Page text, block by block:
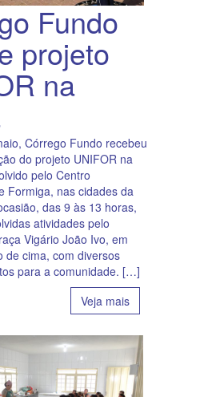
Fundo
projeto
na
Córrego Fundo recebeu
do projeto UNIFOR na
pelo Centro
Formiga, nas cidades da
das 9 às 13 horas,
atividades pelo
Vigário João Ivo, em
de cima, com diversos
para a comunidade. […]
Veja mais